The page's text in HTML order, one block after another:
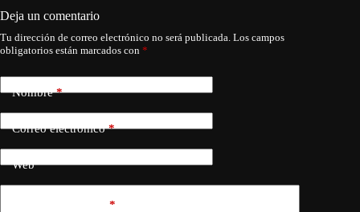
Deja un comentario
Tu dirección de correo electrónico no será publicada. Los campos
obligatorios están marcados con *
Nombre*
Correo electrónico*
Web
*